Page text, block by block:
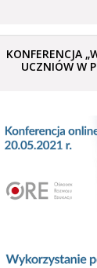
KONFERENCJA
UCZNIÓW W